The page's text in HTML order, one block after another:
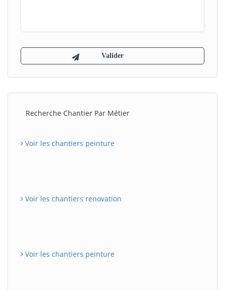
Recherche Chantier Par Métier
Voir les chantiers peinture
Voir les chantiers renovation
Voir les chantiers peinture